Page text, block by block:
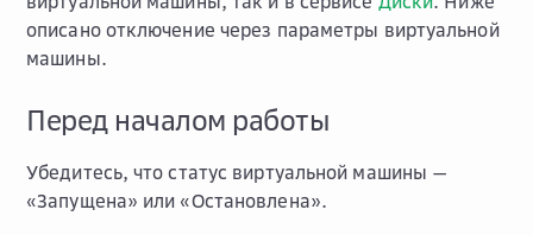
описано отключение через параметры виртуальной
машины.
Перед началом работы
Убедитесь, что статус виртуальной машины —
«Запущена» или «Остановлена».